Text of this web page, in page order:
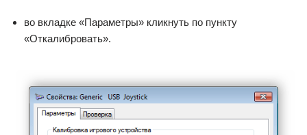
во вкладке «Параметры» кликнуть по пункту
«Откалибровать».